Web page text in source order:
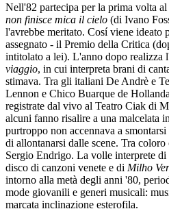
Nell'82 partecipa per la prima volta
non finisce mica il cielo (di Ivano
l'avrebbe meritato. Cosí viene ideato
assegnato - il Premio della Critica
intitolato a lei). L'anno dopo realizza
viaggio, in cui interpreta brani di
stimava. Tra gli italiani De Andrè e
Lennon e Chico Buarque de
registrate dal vivo al Teatro Ciak di
alcuni fanno risalire a una malcelata
purtroppo non accennava a
di allontanarsi dalle scene. Tra
Sergio Endrigo. La volle interprete
disco di canzoni venete e di Milho
intorno alla metà degli anni '80,
mode giovanili e generi musicali:
marcata inclinazione esterofila.